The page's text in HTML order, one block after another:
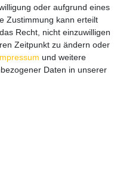
Länder
ab 69 €
oder aufgrund eines
Zustimmung kann erteilt
Recht, nicht einzuwilligen
Zeitpunkt zu ändern oder
und weitere
Daten in unserer